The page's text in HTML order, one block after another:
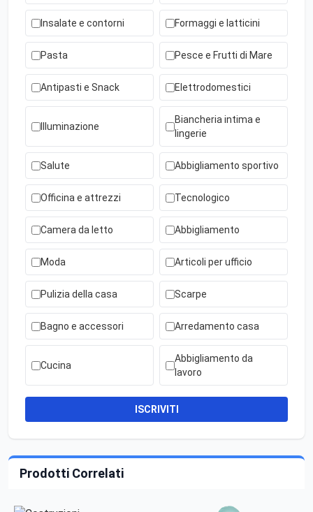
Insalate e contorni Formaggi e latticini
Pasta Pesce e Frutti di Mare
Antipasti e Snack Elettrodomestici
Illuminazione
Biancheria intima e
lingerie
Salute Abbigliamento sportivo
Officina e attrezzi Tecnologico
Camera da letto Abbigliamento
Moda Articoli per ufficio
Pulizia della casa Scarpe
Bagno e accessori Arredamento casa
Cucina
Abbigliamento da
lavoro
ISCRIVITI
Prodotti Correlati